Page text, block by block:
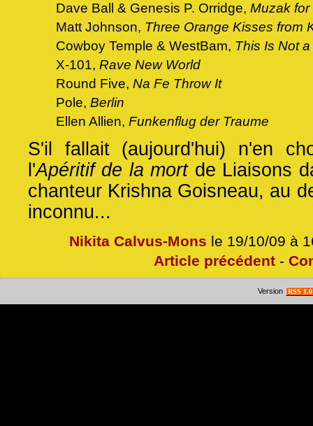
Dave Ball & Genesis P. Orridge, Muzak for
Matt Johnson, Three Orange Kisses from
Cowboy Temple & WestBam, This Is Not
X-101, Rave New World
Round Five, Na Fe Throw It
Pole, Berlin
Ellen Allien, Funkenflug der Traume
S'il fallait (aujourd'hui) n'en
l'Apéritif de la mortde Liaisons
chanteur Krishna Goisneau, au
inconnu...
Nikita Calvus-Mons le 19/10/09 à
Article précédent -
Version RSS